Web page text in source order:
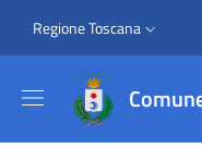
Slim top
Regione Toscana